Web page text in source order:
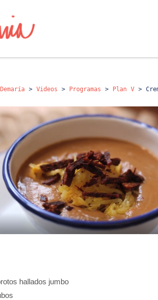
> Videos > Programas > Plan V >
hallados jumbo